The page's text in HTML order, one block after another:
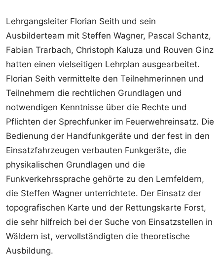
Lehrgangsleiter Florian Seith und sein
Ausbilderteam mit Steffen Wagner, Pascal Schantz,
Fabian Trarbach, Christoph Kaluza und Rouven Ginz
hatten einen vielseitigen Lehrplan ausgearbeitet.
Florian Seith vermittelte den Teilnehmerinnen und
Teilnehmern die rechtlichen Grundlagen und
notwendigen Kenntnisse über die Rechte und
Pflichten der Sprechfunker im Feuerwehreinsatz. Die
Bedienung der Handfunkgeräte und der fest in den
Einsatzfahrzeugen verbauten Funkgeräte, die
physikalischen Grundlagen und die
Funkverkehrssprache gehörte zu den Lernfeldern,
die Steffen Wagner unterrichtete. Der Einsatz der
topografischen Karte und der Rettungskarte Forst,
die sehr hilfreich bei der Suche von Einsatzstellen in
Wäldern ist, vervollständigten die theoretische
Ausbildung.